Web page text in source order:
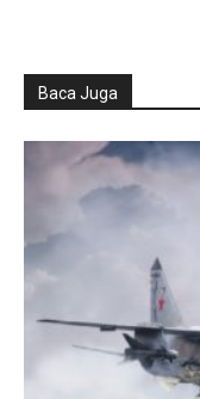
Baca Juga